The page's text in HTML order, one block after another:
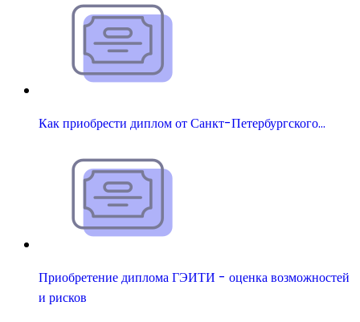
Как приобрести диплом от Санкт-Петербургского…
Приобретение диплома ГЭИТИ - оценка возможностей
и рисков